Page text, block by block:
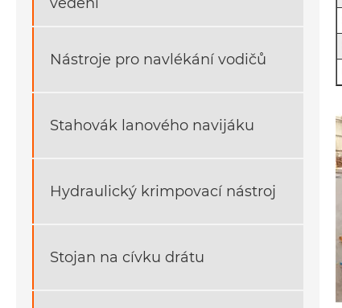
Nástroje pro navlékání vodičů
Stahovák lanového navijáku
Hydraulický krimpovací nástroj
Stojan na cívku drátu